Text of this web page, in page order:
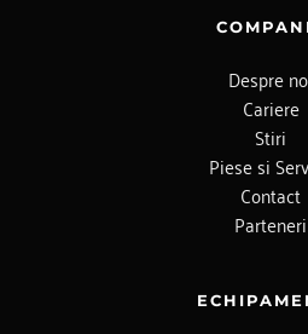
Despre
Cariere
Stiri
Piese si
Contact
Parteneri